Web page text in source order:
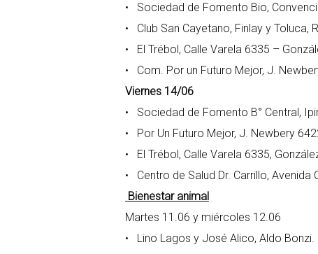
• Sociedad de Fomento Bio,
• Club San Cayetano, Finlay y Toluca,
• El Trébol, Calle Varela 6335 –
• Com. Por un Futuro Mejor, J.
Viernes 14/06
• Sociedad de Fomento B° Central,
• Por Un Futuro Mejor, J. Newbery
• El Trébol, Calle Varela 6335,
• Centro de Salud Dr. Carrillo, Avenida
Bienestar animal
Martes 11.06 y miércoles 12.06
• Lino Lagos y José Alico, Aldo Bonzi.